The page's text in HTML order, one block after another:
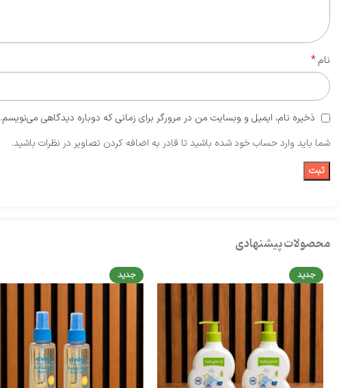
نام*
ذخیره نام، ایمیل و وبسایت من در مرورگر برای زمانی که دوباره دیدگاهی می‌نویسم.
شما باید وارد حساب خود شده باشید تا قادر به اضافه کردن تصاویر در نظرات باشید.
محصولات پیشنهادی
جدید جدید